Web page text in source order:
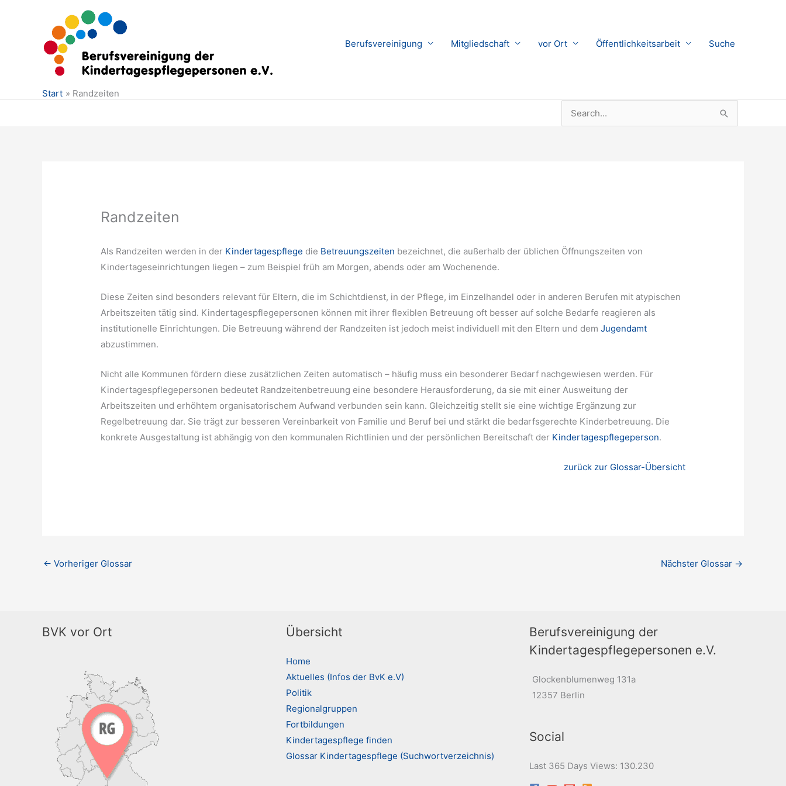
Berufsvereinigung Mitgliedschaft vor Ort Öffentlichkeitsarbeit Suche
Start
Randzeiten
Suchen
nach:
Randzeiten
Als Randzeiten werden in der Kindertagespflege die Betreuungszeiten bezeichnet, die außerhalb der üblichen Öffnungszeiten von
Kindertageseinrichtungen liegen – zum Beispiel früh am Morgen, abends oder am Wochenende.
Diese Zeiten sind besonders relevant für Eltern, die im Schichtdienst, in der Pflege, im Einzelhandel oder in anderen Berufen mit atypischen
Arbeitszeiten tätig sind. Kindertagespflegepersonen können mit ihrer flexiblen Betreuung oft besser auf solche Bedarfe reagieren als
institutionelle Einrichtungen. Die Betreuung während der Randzeiten ist jedoch meist individuell mit den Eltern und demJugendamt
abzustimmen.
Nicht alle Kommunen fördern diese zusätzlichen Zeiten automatisch – häufig muss ein besonderer Bedarf nachgewiesen werden. Für
Kindertagespflegepersonen bedeutet Randzeitenbetreuung eine besondere Herausforderung, da sie mit einer Ausweitung der
Arbeitszeiten und erhöhtem organisatorischem Aufwand verbunden sein kann. Gleichzeitig stellt sie eine wichtige Ergänzung zur
Regelbetreuung dar. Sie trägt zur besseren Vereinbarkeit von Familie und Beruf bei und stärkt die bedarfsgerechte Kinderbetreuung. Die
konkrete Ausgestaltung ist abhängig von den kommunalen Richtlinien und der persönlichen Bereitschaft der Kindertagespflegeperson.
zurück zur Glossar-Übersicht
← Vorheriger Glossar Nächster Glossar →
BVK vor Ort Übersicht
Home
Aktuelles (Infos der BvK e.V)
Politik
Regionalgruppen
Fortbildungen
Kindertagespflege finden
Glossar Kindertagespflege (Suchwortverzeichnis)
Berufsvereinigung der
Kindertagespflegepersonen e.V.
Glockenblumenweg 131a
12357 Berlin
Social
Last 365 Days Views: 130.230